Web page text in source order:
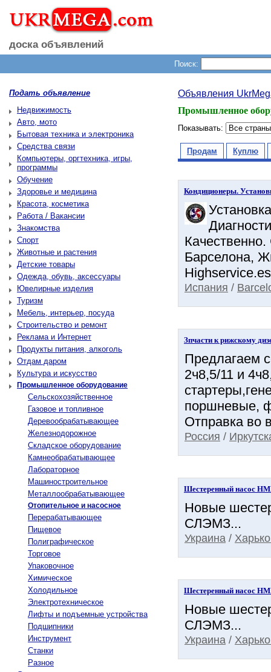
доска объявлений
Поиск:
Подать объявление
Недвижимость
Авто, мото
Бытовая техника и электроника
Средства связи
Компьютеры, оргтехника, игры,
программы
Обучение
Здоровье и медицина
Красота, косметика
Работа / Вакансии
Знакомства
Спорт
Животные и растения
Детские товары
Одежда, обувь, аксессуары
Ювелирные изделия
Туризм
Мебель, интерьер, посуда
Строительство и ремонт
Реклама и Интернет
Продукты питания, алкоголь
Отдам даром
Культура и искусство
Промышленное оборудование
Сельскохозяйственное
Газовое и топливное
Деревообрабатывающее
Железнодорожное
Складское оборудование
Камнеобрабатывающее
Лабораторное
Машиностроительное
Металлообрабатывающее
Отопительное и насосное
Перерабатывающее
Пищевое
Полиграфическое
Торговое
Упаковочное
Химическое
Холодильное
Электротехническое
Лифты и подъемные устройства
Подшипники
Инструмент
Станки
Разное
Объявления
Промышленное
Показывать:
Продам Куплю
Кондиционеры.
Барселона,
Испания /
Зпчасти к рижскому
Предлагаем
2ч8,5/11 и
поршневые,
Отправка во
Россия /
Шестеренный насос
Новые
СЛЭМЗ...
Украина /
Шестеренный насос
Новые
СЛЭМЗ...
Украина /